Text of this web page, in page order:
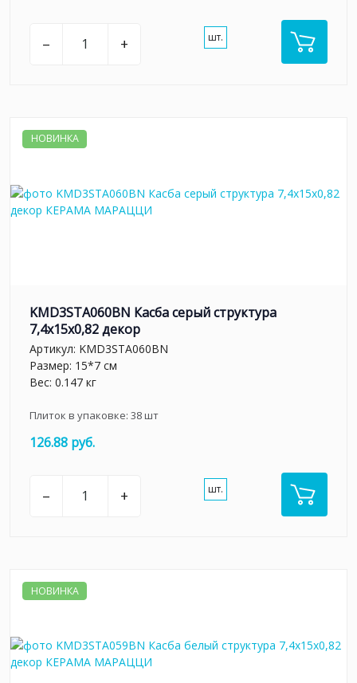
– + шт.
НОВИНКА
KMD3STA060BN Касба серый структура
7,4x15x0,82 декор
Артикул: KMD3STA060BN
Размер: 15*7 см
Вес: 0.147 кг
Плиток в упаковке: 38шт
126.88 руб.
– + шт.
НОВИНКА